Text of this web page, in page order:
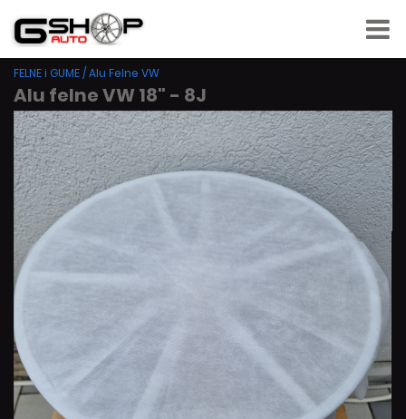
FELNE i GUME /Alu Felne VW
Alu felne VW 18" - 8J